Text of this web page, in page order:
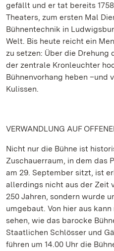
gefällt und er tat bereits
Theaters, zum ersten Mal
Bühnentechnik in
Welt. Bis heute reicht ein
zu setzen: Über die Drehung
der zentrale Kronleuchter
Bühnenvorhang heben –und
Kulissen.
VERWANDLUNG AUF
Nicht nur die Bühne ist
Zuschauerraum, in dem das
am 29. September sitzt, ist
allerdings nicht aus der Zeit
250 Jahren, sondern wurde
umgebaut. Von hier aus
sehen, wie das barocke
Staatlichen Schlösser und
führen um 14.00 Uhr die